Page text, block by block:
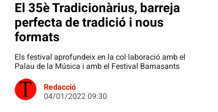
El 35è Tradicionàrius, barreja
perfecta de tradició i nous
formats
Els festival aprofundeix en la col·laboració amb el
Palau de la Música i amb el Festival Barnasants
Redacció
04/01/2022 09:30